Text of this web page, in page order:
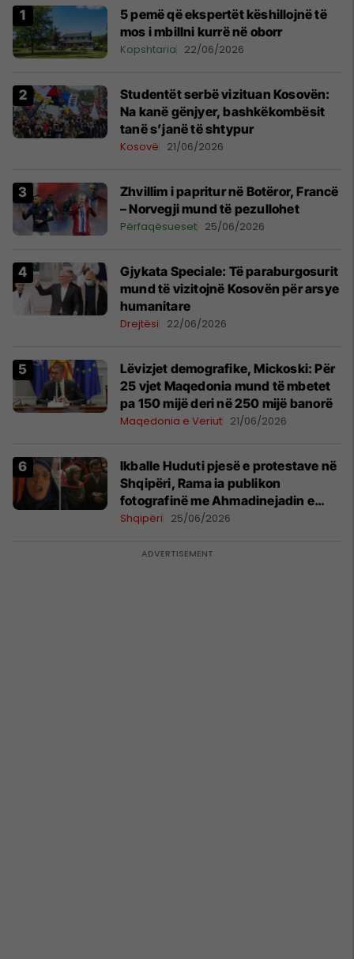
5 pemë që ekspertët këshillojnë të
mos i mbillni kurrë në oborr
Kopshtaria 22/06/2026
Studentët serbë vizituan Kosovën:
Na kanë gënjyer, bashkëkombësit
tanë s’janë të shtypur
Kosovë 21/06/2026
Zhvillim i papritur në Botëror, Francë
– Norvegji mund të pezullohet
Përfaqësueset 25/06/2026
​Gjykata Speciale: Të paraburgosurit
mund të vizitojnë Kosovën për arsye
humanitare
Drejtësi 22/06/2026
Lëvizjet demografike, Mickoski: Për
25 vjet Maqedonia mund të mbetet
pa 150 mijë deri në 250 mijë banorë
Maqedonia e Veriut 21/06/2026
Ikballe Huduti pjesë e protestave në
Shqipëri, Rama ia publikon
fotografinë me Ahmadinejadin e
Iranit
Shqipëri 25/06/2026